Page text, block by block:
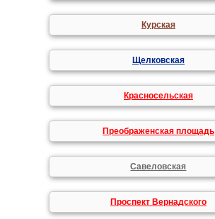
Курская
Щелковская
Красносельская
Преображенская площадь
Савеловская
Проспект Вернадского